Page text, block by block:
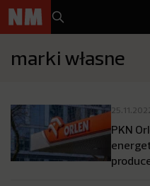
marki własne
PKN